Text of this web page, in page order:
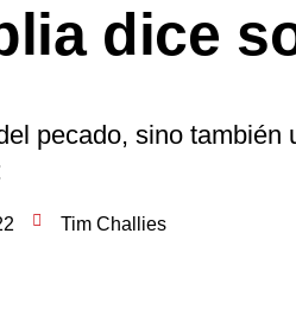
dice
pecado, sino
Tim Challies